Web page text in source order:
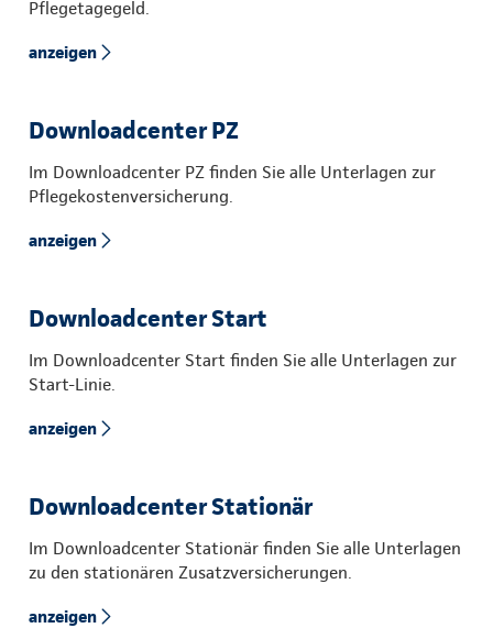
Pflegetagegeld.
anzeigen
Downloadcenter PZ
Im Downloadcenter PZ finden Sie alle Unterlagen zur
Pflegekostenversicherung.
anzeigen
Downloadcenter Start
Im Downloadcenter Start finden Sie alle Unterlagen zur
Start-Linie.
anzeigen
Downloadcenter Stationär
Im Downloadcenter Stationär finden Sie alle Unterlagen
zu den stationären Zusatzversicherungen.
anzeigen